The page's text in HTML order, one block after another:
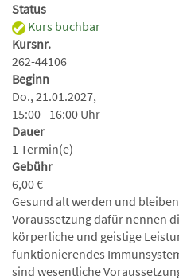
Status
Kurs buchbar
Kursnr.
262-44106
Beginn
Do., 21.01.2027,
15:00 - 16:00 Uhr
Dauer
1 Termin(e)
Gebühr
6,00 €
Gesund alt werden und
Voraussetzung dafür nennen
körperliche und geistige
funktionierendes
sind wesentliche